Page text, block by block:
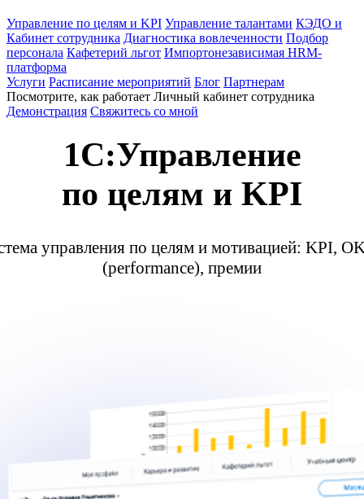
Управление по целям и KPI Управление талантами КЭДО и
Кабинет сотрудника Диагностика вовлеченности Подбор
персонала Кафетерий льгот Импортонезависимая HRM-
платформа
Услуги Расписание мероприятий Блог Партнерам
Посмотрите, как работает Личный кабинет сотрудника
Демонстрация Свяжитесь со мной
1C:Управление
по целям и KPI
управления по целям и мотивацией: KPI,
(performance), премии